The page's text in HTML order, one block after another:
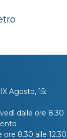
Agosto, 15:
dalle ore 8.30
ore 8.30 alle 12.30